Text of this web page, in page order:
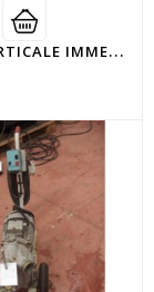
P
OMPE VERTICALE IMMERGÉE